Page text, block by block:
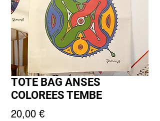
TOTE BAG ANSES
COLOREES TEMBE
20,00 €Prix